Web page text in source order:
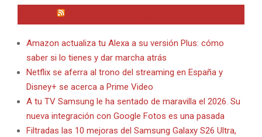
Amazon actualiza tu Alexa a su versión Plus: cómo
saber si lo tienes y dar marcha atrás
Netflix se aferra al trono del streaming en España y
Disney+ se acerca a Prime Video
A tu TV Samsung le ha sentado de maravilla el 2026. Su
nueva integración con Google Fotos es una pasada
Filtradas las 10 mejoras del Samsung Galaxy S26 Ultra,